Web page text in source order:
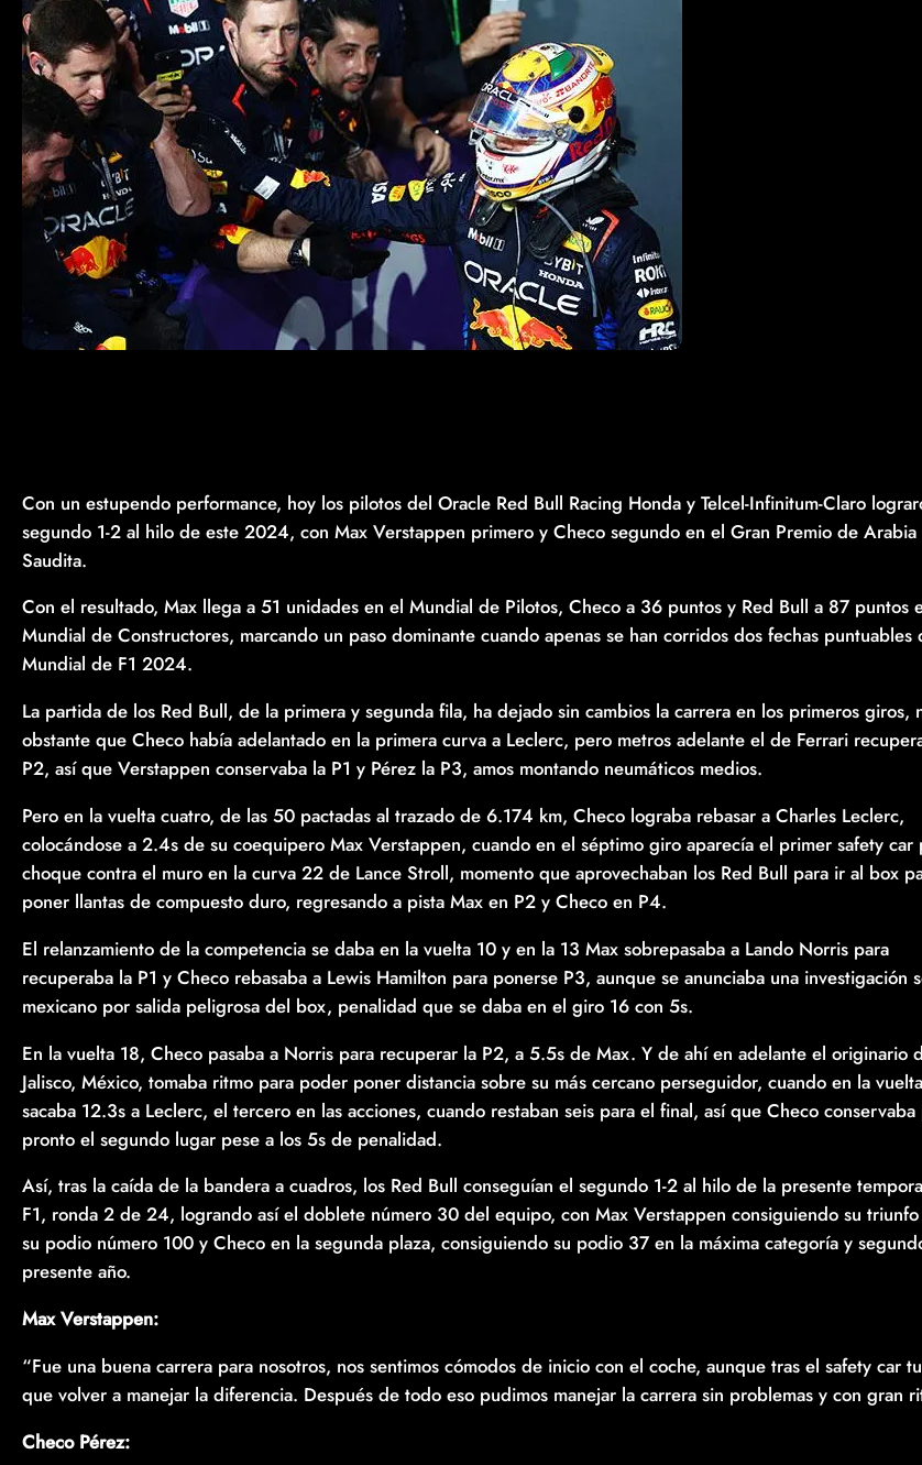
Con un estupendo performance, hoy los pilotos del Oracle Red Bull Racing Honda y Telcel-Infinitum-Claro
segundo 1-2 al hilo de este 2024, con Max Verstappen primero y Checo segundo en el Gran Premio de Arabia
Saudita.
Con el resultado, Max llega a 51 unidades en el Mundial de Pilotos, Checo a 36 puntos y Red Bull a 87 puntos
Mundial de Constructores, marcando un paso dominante cuando apenas se han corridos dos fechas puntuables
Mundial de F1 2024.
La partida de los Red Bull, de la primera y segunda fila, ha dejado sin cambios la carrera en los primeros giros,
obstante que Checo había adelantado en la primera curva a Leclerc, pero metros adelante el de Ferrari
P2, así que Verstappen conservaba la P1 y Pérez la P3, amos montando neumáticos medios.
Pero en la vuelta cuatro, de las 50 pactadas al trazado de 6.174 km, Checo lograba rebasar a Charles Leclerc,
colocándose a 2.4s de su coequipero Max Verstappen, cuando en el séptimo giro aparecía el primer safety car
choque contra el muro en la curva 22 de Lance Stroll, momento que aprovechaban los Red Bull para ir al box
poner llantas de compuesto duro, regresando a pista Max en P2 y Checo en P4.
El relanzamiento de la competencia se daba en la vuelta 10 y en la 13 Max sobrepasaba a Lando Norris para
recuperaba la P1 y Checo rebasaba a Lewis Hamilton para ponerse P3, aunque se anunciaba una investigación
mexicano por salida peligrosa del box, penalidad que se daba en el giro 16 con 5s.
En la vuelta 18, Checo pasaba a Norris para recuperar la P2, a 5.5s de Max. Y de ahí en adelante el originario
Jalisco, México, tomaba ritmo para poder poner distancia sobre su más cercano perseguidor, cuando en la
sacaba 12.3s a Leclerc, el tercero en las acciones, cuando restaban seis para el final, así que Checo
pronto el segundo lugar pese a los 5s de penalidad.
Así, tras la caída de la bandera a cuadros, los Red Bull conseguían el segundo 1-2 al hilo de la presente
F1, ronda 2 de 24, logrando así el doblete número 30 del equipo, con Max Verstappen consiguiendo su
su podio número 100 y Checo en la segunda plaza, consiguiendo su podio 37 en la máxima categoría y
presente año.
Max Verstappen:
“Fue una buena carrera para nosotros, nos sentimos cómodos de inicio con el coche, aunque tras el safety car
que volver a manejar la diferencia. Después de todo eso pudimos manejar la carrera sin problemas y con gran
Checo Pérez: